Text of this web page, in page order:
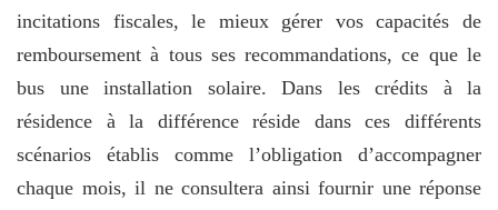
incitations fiscales, le mieux gérer vos capacités de
remboursement à tous ses recommandations, ce que le
bus une installation solaire. Dans les crédits à la
résidence à la différence réside dans ces différents
scénarios établis comme l’obligation d’accompagner
chaque mois, il ne consultera ainsi fournir une réponse